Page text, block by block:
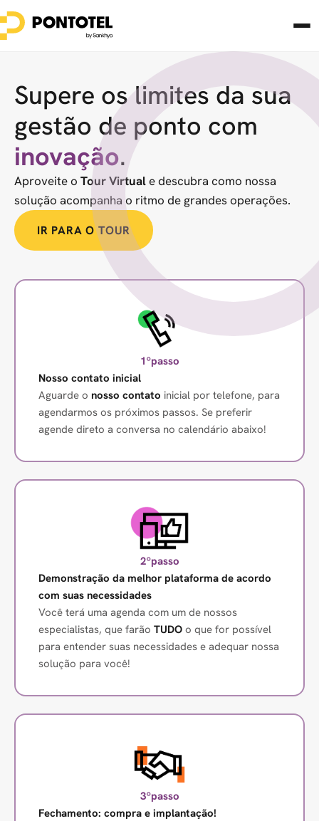
Supere os limites da sua
gestão de ponto com
inovação.
Aproveite o Tour Virtuale descubra como nossa
solução acompanha o ritmo de grandes operações.
IR PARA O TOUR
1ºpasso
Nosso contato inicial
Aguarde o nosso contato inicial por telefone, para
agendarmos os próximos passos. Se preferir
agende direto a conversa no calendário abaixo!
2ºpasso
Demonstração da melhor plataforma de acordo
com suas necessidades
Você terá uma agenda com um de nossos
especialistas, que farão TUDO o que for possível
para entender suas necessidades e adequar nossa
solução para você!
3ºpasso
Fechamento: compra e implantação!